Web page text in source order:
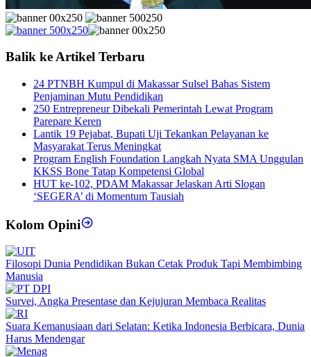
Balik ke Artikel Terbaru
24 PTNBH Kumpul di Makassar Sulsel Bahas Sistem
Penjaminan Mutu Pendidikan
250 Entrepreneur Dibekali Pemerintah Lewat Program
Parepare Keren
Lantik 19 Pejabat, Bupati Uji Tekankan Pelayanan ke
Masyarakat Terus Meningkat
Program English Foundation Langkah Nyata SMA Unggulan
KKSS Bone Tatap Kompetensi Global
HUT ke-102, PDAM Makassar Jelaskan Arti Slogan
‘SEGERA’ di Momentum Tausiah
Kolom Opini
Filosopi Dunia Pendidikan Bukan Cetak Produk Tapi Membimbing
Manusia
Survei, Angka Presentase dan Kejujuran Membaca Realitas
Suara Kemanusiaan dari Selatan: Ketika Indonesia Berbicara, Dunia
Harus Mendengar